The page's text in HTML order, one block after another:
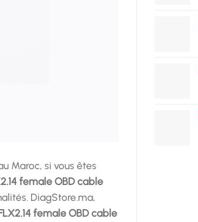
Maroc, si vous êtes
female OBD cable
DiagStore.ma,
female OBD cable